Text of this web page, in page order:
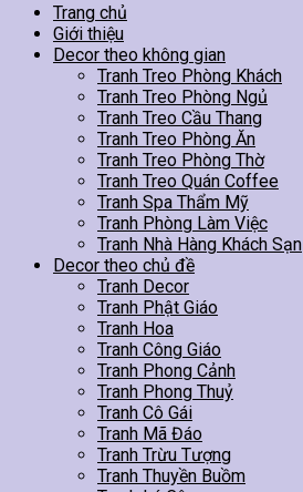
Trang chủ
Giới thiệu
Decor theo không gian
Tranh Treo Phòng Khách
Tranh Treo Phòng Ngủ
Tranh Treo Cầu Thang
Tranh Treo Phòng Ăn
Tranh Treo Phòng Thờ
Tranh Treo Quán Coffee
Tranh Spa Thẩm Mỹ
Tranh Phòng Làm Việc
Tranh Nhà Hàng Khách Sạn
Decor theo chủ đề
Tranh Decor
Tranh Phật Giáo
Tranh Hoa
Tranh Công Giáo
Tranh Phong Cảnh
Tranh Phong Thuỷ
Tranh Cô Gái
Tranh Mã Đáo
Tranh Trừu Tượng
Tranh Thuyền Buồm